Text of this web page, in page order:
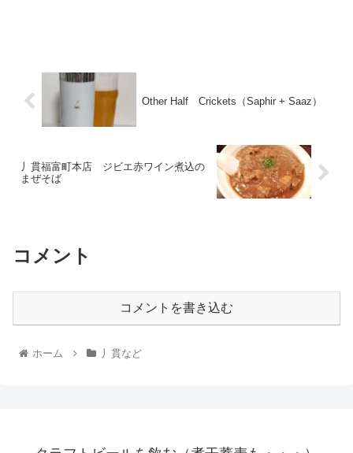
Other Half Crickets（Saphir + Saaz）
丿貫福富町本店 ジビエ赤ワイン煮込の
まぜそば
コメント
コメントを書き込む
ホーム 丿貫など